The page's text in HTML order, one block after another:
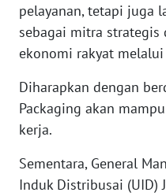
pelayanan, tetapi juga
sebagai mitra strategis
ekonomi rakyat
Diharapkan dengan
Packaging akan
kerja.
Sementara, General
Induk Distribusai (UID)
WN
BENGKULU
WN
LAMPUNG
JATENG